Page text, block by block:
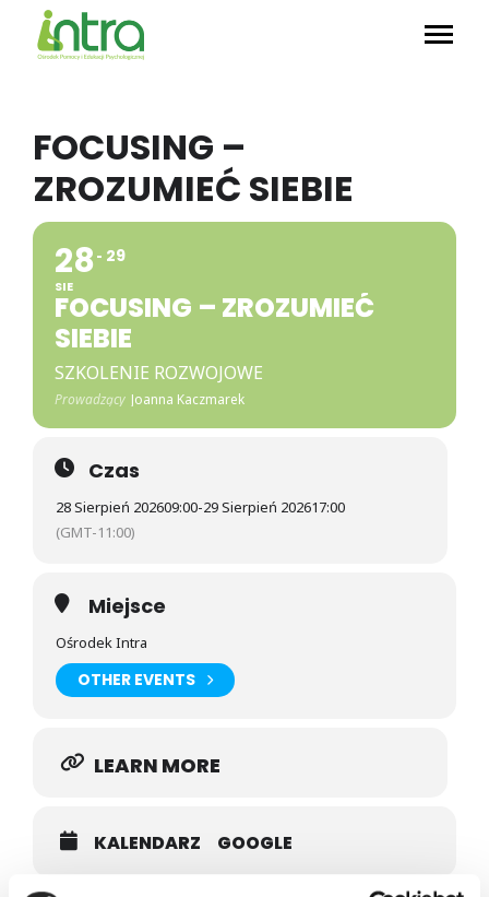
FOCUSING –
ZROZUMIEĆ SIEBIE
28
SIE
29
FOCUSING – ZROZUMIEĆ
SIEBIE
SZKOLENIE ROZWOJOWE
Prowadzący Joanna Kaczmarek
Czas
28 Sierpień 202609:00-29 Sierpień 202617:00
(GMT-11:00)
Miejsce
Ośrodek Intra
OTHER EVENTS
LEARN MORE
KALENDARZ GOOGLE